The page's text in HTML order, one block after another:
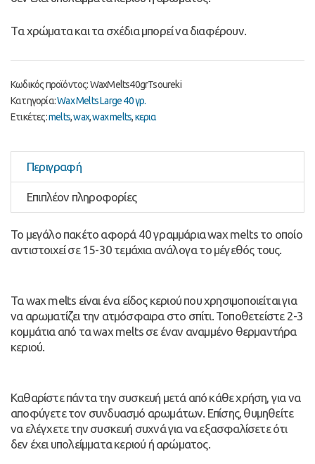
Tα χρώματα και τα σχέδια μπορεί να διαφέρουν.
Κωδικός προϊόντος:WaxMelts40grTsoureki
Κατηγορία:Wax Melts Large 40 γρ.
Ετικέτες:melts,wax,wax melts,κερια
Περιγραφή
Επιπλέον πληροφορίες
Το μεγάλο πακέτο αφορά 40 γραμμάρια wax melts το οποίο
αντιστοιχεί σε 15-30 τεμάχια ανάλογα το μέγεθός τους.
Τα wax melts είναι ένα είδος κεριού που χρησιμοποιείται για
να αρωματίζει την ατμόσφαιρα στο σπίτι. Τοποθετείστε 2-3
κομμάτια από τα wax melts σε έναν αναμμένο θερμαντήρα
κεριού.
Καθαρίστε πάντα την συσκευή μετά από κάθε χρήση, για να
αποφύγετε τον συνδυασμό αρωμάτων. Επίσης, θυμηθείτε
να ελέγχετε την συσκευή συχνά για να εξασφαλίσετε ότι
δεν έχει υπολείμματα κεριού ή αρώματος.